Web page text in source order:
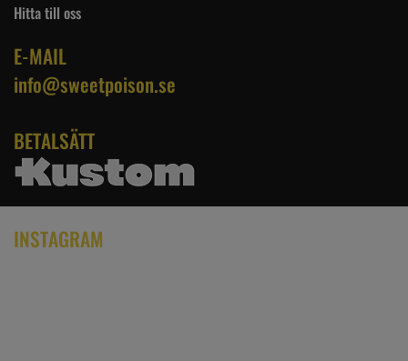
Hitta till oss
E-MAIL
info@sweetpoison.se
BETALSÄTT
INSTAGRAM